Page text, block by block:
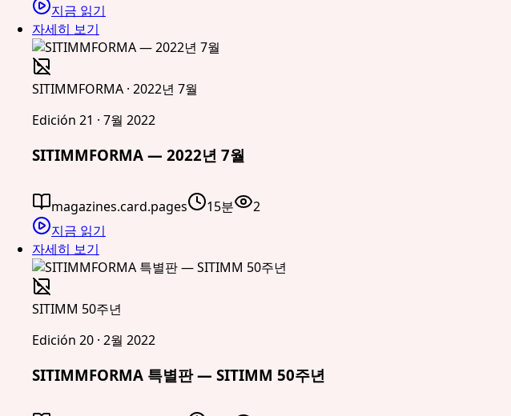
지금 읽기
자세히 보기
SITIMMFORMA · 2022년 7월
Edición 21 · 7월 2022
SITIMMFORMA — 2022년 7월
magazines.card.pages 15분
2
지금 읽기
자세히 보기
SITIMM 50주년
Edición 20 · 2월 2022
SITIMMFORMA 특별판 — SITIMM 50주년